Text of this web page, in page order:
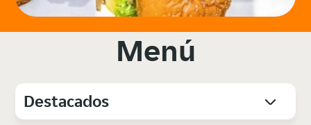
Menú
Destacados